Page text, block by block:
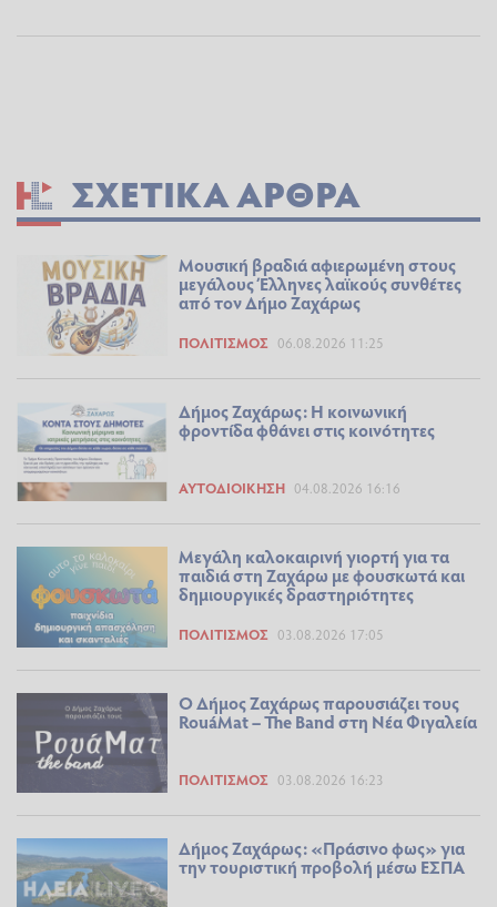
ΣΧΕΤΙΚΆ ΆΡΘΡΑ
Μουσική βραδιά αφιερωμένη στους
μεγάλους Έλληνες λαϊκούς συνθέτες
από τον Δήμο Ζαχάρως
ΠΟΛΙΤΙΣΜΌΣ 06.08.2026 11:25
Δήμος Ζαχάρως: Η κοινωνική
φροντίδα φθάνει στις κοινότητες
ΑΥΤΟΔΙΟΊΚΗΣΗ 04.08.2026 16:16
Μεγάλη καλοκαιρινή γιορτή για τα
παιδιά στη Ζαχάρω με φουσκωτά και
δημιουργικές δραστηριότητες
ΠΟΛΙΤΙΣΜΌΣ 03.08.2026 17:05
Ο Δήμος Ζαχάρως παρουσιάζει τους
RouáMat – The Band στη Νέα Φιγαλεία
ΠΟΛΙΤΙΣΜΌΣ 03.08.2026 16:23
Δήμος Ζαχάρως: «Πράσινο φως» για
την τουριστική προβολή μέσω ΕΣΠΑ